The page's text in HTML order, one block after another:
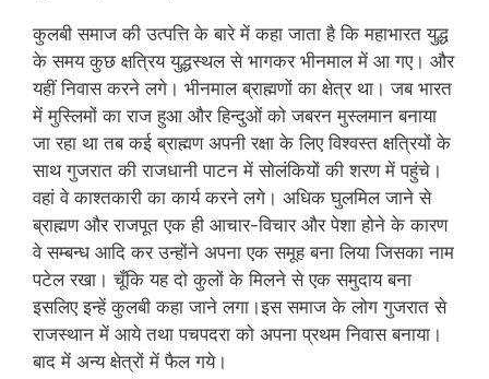
कुलबी समाज की उत्पत्ति के बारे में कहा जाता है कि महाभारत युद्ध
के समय कुछ क्षत्रिय युद्धस्थल से भागकर भीनमाल में आ गए। और
यहीं निवास करने लगे। भीनमाल ब्राह्मणों का क्षेत्र था। जब भारत
में मुस्लिमों का राज हुआ और हिन्दुओं को जबरन मुस्लमान बनाया
जा रहा था तब कई ब्राह्मण अपनी रक्षा के लिए विश्वस्त क्षत्रियों के
साथ गुजरात की राजधानी पाटन में सोलंकियों की शरण में पहुंचे।
वहां वे काश्तकारी का कार्य करने लगे। अधिक घुलमिल जाने से
ब्राह्मण और राजपूत एक ही आचार-विचार और पेशा होने के कारण
वे सम्बन्ध आदि कर उन्होंने अपना एक समूह बना लिया जिसका नाम
पटेल रखा। चूँकि यह दो कुलों के मिलने से एक समुदाय बना
इसलिए इन्हें कुलबी कहा जाने लगा।इस समाज के लोग गुजरात से
राजस्थान में आये तथा पचपदरा को अपना प्रथम निवास बनाया।
बाद में अन्य क्षेत्रों में फैल गये।